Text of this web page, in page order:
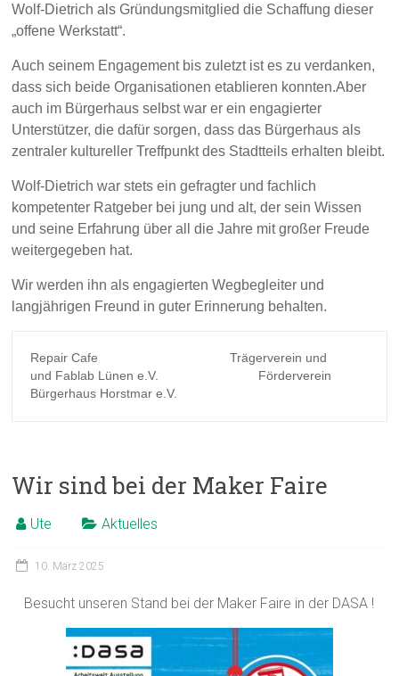
Wolf-Dietrich als Gründungsmitglied die Schaffung dieser
„offene Werkstatt“.
Auch seinem Engagement bis zuletzt ist es zu verdanken,
dass sich beide Organisationen etablieren konnten.Aber
auch im Bürgerhaus selbst war er ein engagierter
Unterstützer, die dafür sorgen, dass das Bürgerhaus als
zentraler kultureller Treffpunkt des Stadtteils erhalten bleibt.
Wolf-Dietrich war stets ein gefragter und fachlich
kompetenter Ratgeber bei jung und alt, der sein Wissen
und seine Erfahrung über all die Jahre mit großer Freude
weitergegeben hat.
Wir werden ihn als engagierten Wegbegleiter und
langjährigen Freund in guter Erinnerung behalten.
Repair Cafe					Trägerverein und
und Fablab Lünen e.V.				Förderverein
Bürgerhaus Horstmar e.V.
Wir sind bei der Maker Faire
Ute Aktuelles
10. März 2025
Besucht unseren Stand bei der Maker Faire in der DASA !